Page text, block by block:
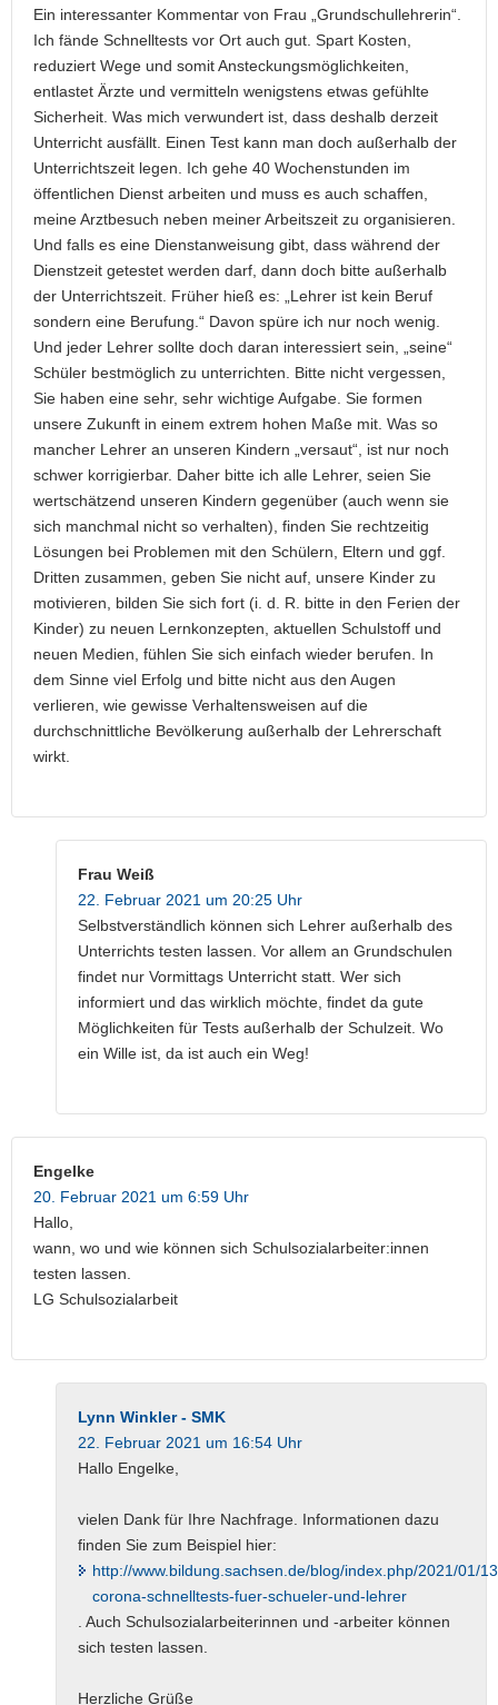
Ein interessanter Kommentar von Frau „Grundschullehrerin“.
Ich fände Schnelltests vor Ort auch gut. Spart Kosten,
reduziert Wege und somit Ansteckungsmöglichkeiten,
entlastet Ärzte und vermitteln wenigstens etwas gefühlte
Sicherheit. Was mich verwundert ist, dass deshalb derzeit
Unterricht ausfällt. Einen Test kann man doch außerhalb der
Unterrichtszeit legen. Ich gehe 40 Wochenstunden im
öffentlichen Dienst arbeiten und muss es auch schaffen,
meine Arztbesuch neben meiner Arbeitszeit zu organisieren.
Und falls es eine Dienstanweisung gibt, dass während der
Dienstzeit getestet werden darf, dann doch bitte außerhalb
der Unterrichtszeit. Früher hieß es: „Lehrer ist kein Beruf
sondern eine Berufung.“ Davon spüre ich nur noch wenig.
Und jeder Lehrer sollte doch daran interessiert sein, „seine“
Schüler bestmöglich zu unterrichten. Bitte nicht vergessen,
Sie haben eine sehr, sehr wichtige Aufgabe. Sie formen
unsere Zukunft in einem extrem hohen Maße mit. Was so
mancher Lehrer an unseren Kindern „versaut“, ist nur noch
schwer korrigierbar. Daher bitte ich alle Lehrer, seien Sie
wertschätzend unseren Kindern gegenüber (auch wenn sie
sich manchmal nicht so verhalten), finden Sie rechtzeitig
Lösungen bei Problemen mit den Schülern, Eltern und ggf.
Dritten zusammen, geben Sie nicht auf, unsere Kinder zu
motivieren, bilden Sie sich fort (i. d. R. bitte in den Ferien der
Kinder) zu neuen Lernkonzepten, aktuellen Schulstoff und
neuen Medien, fühlen Sie sich einfach wieder berufen. In
dem Sinne viel Erfolg und bitte nicht aus den Augen
verlieren, wie gewisse Verhaltensweisen auf die
durchschnittliche Bevölkerung außerhalb der Lehrerschaft
wirkt.
Frau Weiß
22. Februar 2021 um 20:25 Uhr
Selbstverständlich können sich Lehrer außerhalb des
Unterrichts testen lassen. Vor allem an Grundschulen
findet nur Vormittags Unterricht statt. Wer sich
informiert und das wirklich möchte, findet da gute
Möglichkeiten für Tests außerhalb der Schulzeit. Wo
ein Wille ist, da ist auch ein Weg!
Engelke
20. Februar 2021 um 6:59 Uhr
Hallo,
wann, wo und wie können sich Schulsozialarbeiter:innen
testen lassen.
LG Schulsozialarbeit
Lynn Winkler - SMK
22. Februar 2021 um 16:54 Uhr
Hallo Engelke,
vielen Dank für Ihre Nachfrage. Informationen dazu
finden Sie zum Beispiel hier:
http://www.bildung.sachsen.de/blog/index.php/2021/01/
corona-schnelltests-fuer-schueler-und-lehrer
. Auch Schulsozialarbeiterinnen und -arbeiter können
sich testen lassen.
Herzliche Grüße